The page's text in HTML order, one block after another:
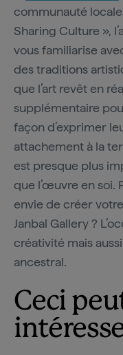
communauté
Sharing Culture »,
vous familiarise
des traditions
que l’art revêt en
supplémentaire
façon d’exprimer
attachement à la
est presque plus
que l’œuvre en soi.
envie de créer
Janbal Gallery ?
créativité mais
ancestral.
Ceci